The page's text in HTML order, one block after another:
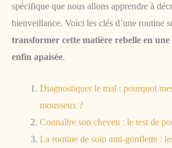
spécifique que nous allons apprendre à
bienveillance. Voici les clés d’une routine
transformer cette matière rebelle en une
enfin apaisée.
Diagnostiquer le mal : pourquoi
mousseux ?
Connaître son cheveu : le test de
La routine de soin anti-gonflette :